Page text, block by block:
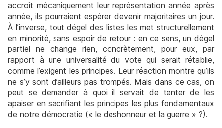
accroît mécaniquement leur représentation année après
année, ils pourraient espérer devenir majoritaires un jour.
À l’inverse, tout dégel des listes les met structurellement
en minorité, sans espoir de retour : en ce sens, un dégel
partiel ne change rien, concrètement, pour eux, par
rapport à une universalité du vote qui serait rétablie,
comme l’exigent les principes. Leur réaction montre qu’ils
ne s’y sont d’ailleurs pas trompés. Mais dans ce cas, on
peut se demander à quoi il servait de tenter de les
apaiser en sacrifiant les principes les plus fondamentaux
de notre démocratie (« le déshonneur et la guerre » ?).